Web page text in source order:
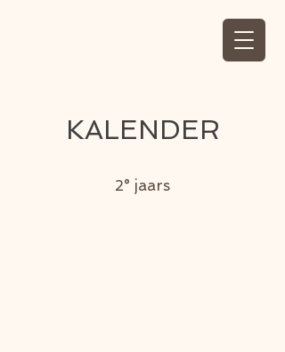
KALENDER
2° jaars